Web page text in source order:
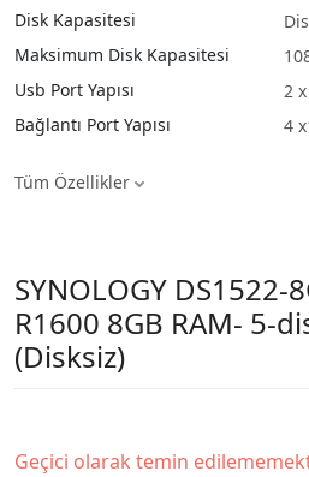
Disk Kapasitesi
Maksimum Disk Kapasitesi
Usb Port Yapısı
2
Bağlantı Port Yapısı
4
Tüm Özellikler
SYNOLOGY DS1522-
R1600 8GB RAM- 5-
(Disksiz)
Geçici olarak temin